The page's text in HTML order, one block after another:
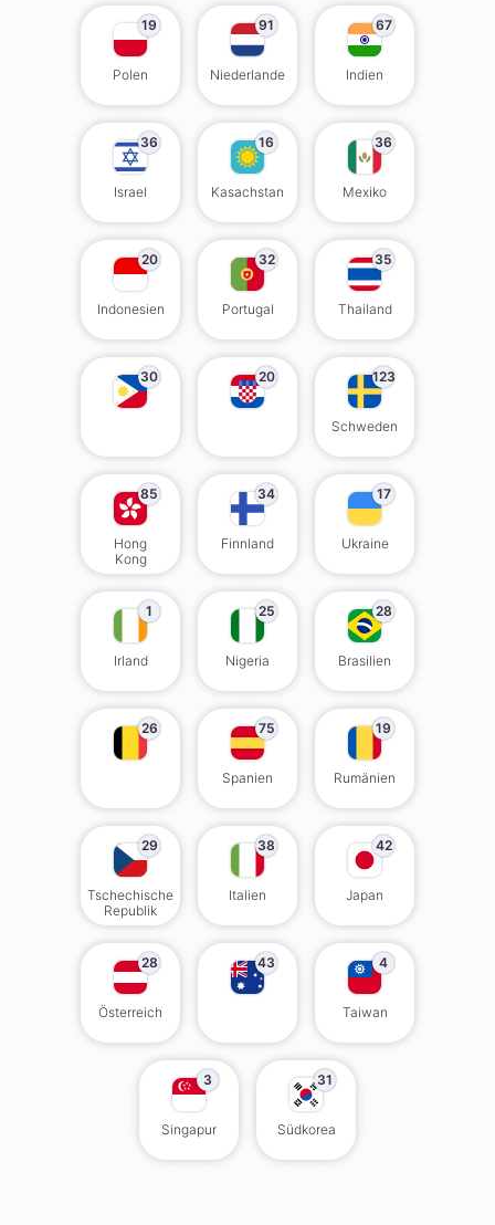
19
Polen
91
Niederlande
67
Indien
36
Israel
16
Kasachstan
36
Mexiko
20
Indonesien
32
Portugal
35
Thailand
30 20 123
Schweden
85
Hong
Kong
34
Finnland
17
Ukraine
1
Irland
25
Nigeria
28
Brasilien
26 75
Spanien
19
Rumänien
29
Tschechische
Republik
38
Italien
42
Japan
28
Österreich
43 4
Taiwan
3
Singapur
31
Südkorea